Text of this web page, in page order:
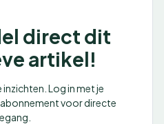
direct dit
artikel!
Log in met je
voor directe